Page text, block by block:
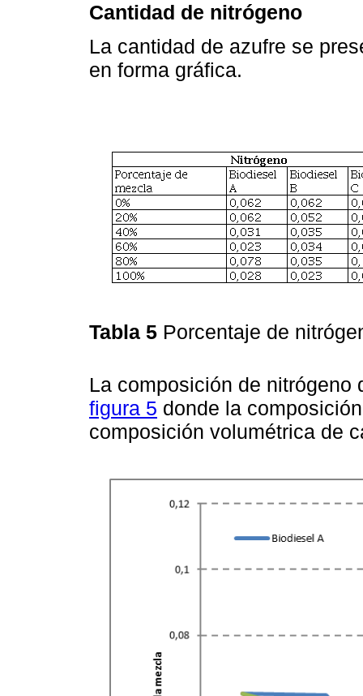
Cantidad de nitrógeno
La cantidad de azufre se
en forma gráfica.
Tabla 5 Porcentaje de
La composición de
figura 5 donde la
composición volumétrica de